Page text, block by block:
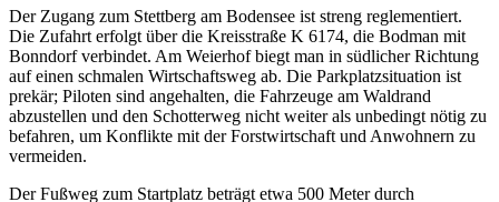
Der Zugang zum Stettberg am Bodensee ist streng reglementiert.
Die Zufahrt erfolgt über die Kreisstraße K 6174, die Bodman mit
Bonndorf verbindet. Am Weierhof biegt man in südlicher Richtung
auf einen schmalen Wirtschaftsweg ab. Die Parkplatzsituation ist
prekär; Piloten sind angehalten, die Fahrzeuge am Waldrand
abzustellen und den Schotterweg nicht weiter als unbedingt nötig zu
befahren, um Konflikte mit der Forstwirtschaft und Anwohnern zu
vermeiden.
Der Fußweg zum Startplatz beträgt etwa 500 Meter durch